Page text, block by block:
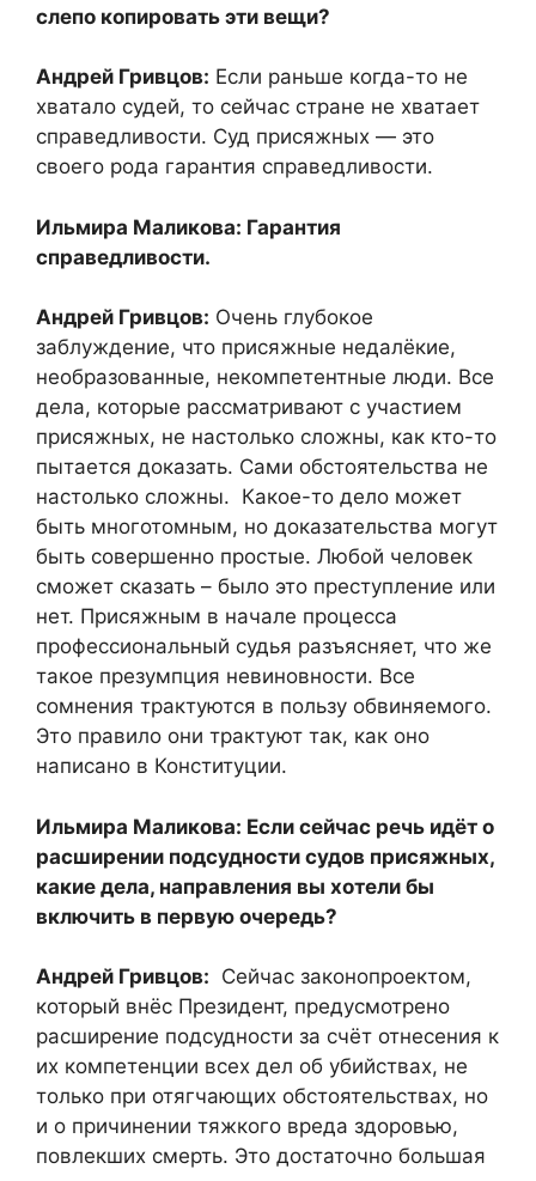
слепо копировать эти вещи?
Андрей Гривцов: Если раньше когда-то не
хватало судей, то сейчас стране не хватает
справедливости. Суд присяжных — это
своего рода гарантия справедливости.
Ильмира Маликова: Гарантия
справедливости.
Андрей Гривцов: Очень глубокое
заблуждение, что присяжные недалёкие,
необразованные, некомпетентные люди. Все
дела, которые рассматривают с участием
присяжных, не настолько сложны, как кто-то
пытается доказать. Сами обстоятельства не
настолько сложны. Какое-то дело может
быть многотомным, но доказательства могут
быть совершенно простые. Любой человек
сможет сказать – было это преступление или
нет. Присяжным в начале процесса
профессиональный судья разъясняет, что же
такое презумпция невиновности. Все
сомнения трактуются в пользу обвиняемого.
Это правило они трактуют так, как оно
написано в Конституции.
Ильмира Маликова: Если сейчас речь идёт о
расширении подсудности судов присяжных,
какие дела, направления вы хотели бы
включить в первую очередь?
Андрей Гривцов: Сейчас законопроектом,
который внёс Президент, предусмотрено
расширение подсудности за счёт отнесения к
их компетенции всех дел об убийствах, не
только при отягчающих обстоятельствах, но
и о причинении тяжкого вреда здоровью,
повлекших смерть. Это достаточно большая